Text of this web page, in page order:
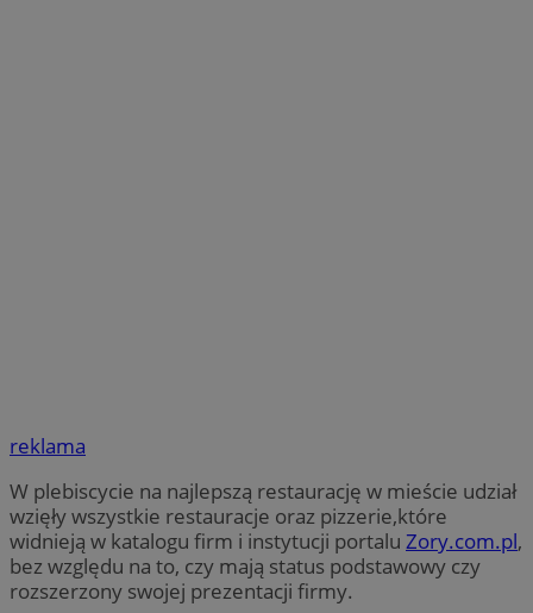
reklama
W plebiscycie na najlepszą restaurację w mieście udział
wzięły wszystkie restauracje oraz pizzerie,które
widnieją w katalogu firm i instytucji portalu Zory.com.pl,
bez względu na to, czy mają status podstawowy czy
rozszerzony swojej prezentacji firmy.